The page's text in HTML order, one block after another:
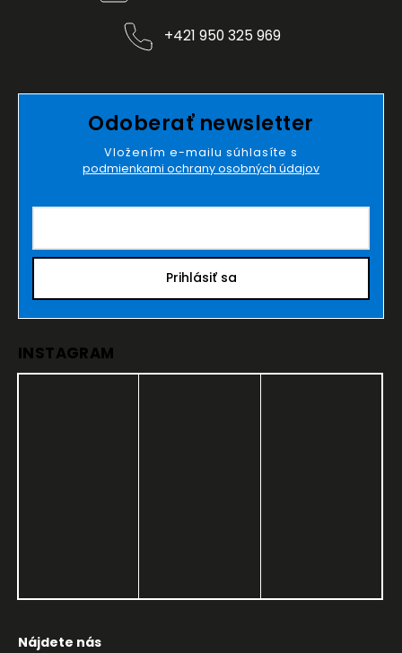
+421 950 325 969
Odoberať newsletter
Vložením e-mailu súhlasíte s
podmienkami ochrany osobných údajov
Prihlásiť sa
INSTAGRAM
Nájdete nás